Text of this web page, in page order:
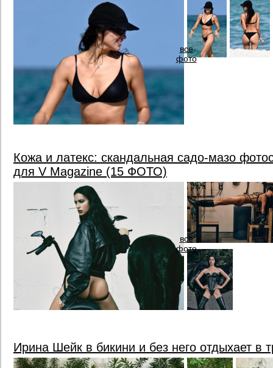
все
фото
Кожа и латекс: скандальная садо-мазо
для V Magazine (15 ФОТО)
все
фото
Ирина Шейк в бикини и без него отдыхает в